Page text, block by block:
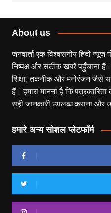
About us
जनवार्ता एक विश्वसनीय हिंदी न्यूज़
निष्पक्ष और सटीक खबरें पहुँचाना
शिक्षा, तकनीक और मनोरंजन जैसे
हैं। हमारा मानना है कि
सही जानकारी उपलब्ध कराना और
हमारे अन्य सोशल प्लेटफॉर्म